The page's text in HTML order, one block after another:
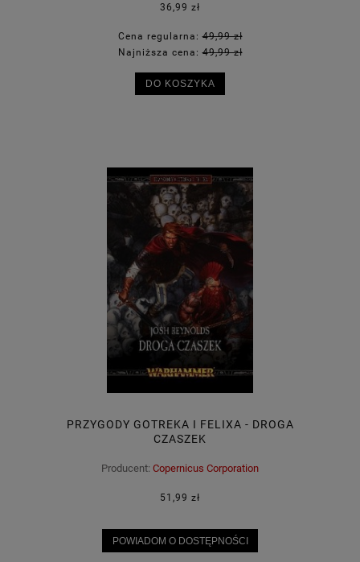
36,99 zł
Cena regularna:49,99 zł
Najniższa cena:49,99 zł
DO KOSZYKA
PRZYGODY GOTREKA I FELIXA - DROGA
CZASZEK
Producent: Copernicus Corporation
51,99 zł
POWIADOM O DOSTĘPNOŚCI